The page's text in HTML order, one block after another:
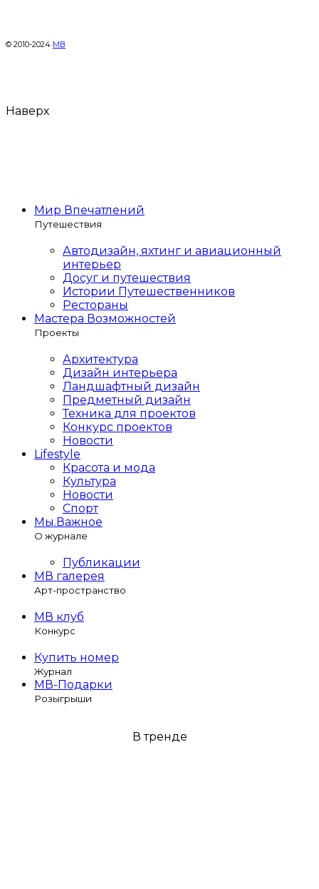
© 2010-2024 МВ
Наверх
Мир Впечатлений
Путешествия
Автодизайн, яхтинг и авиационный
интерьер
Досуг и путешествия
Истории Путешественников
Рестораны
Мастера Возможностей
Проекты
Архитектура
Дизайн интерьера
Ландшафтный дизайн
Предметный дизайн
Техника для проектов
Конкурс проектов
Новости
Lifestyle
Красота и мода
Культура
Новости
Спорт
Мы.Важное
О журнале
Публикации
МВ галерея
Арт-пространство
МВ клуб
Конкурс
Купить номер
Журнал
МВ-Подарки
Розыгрыши
В тренде